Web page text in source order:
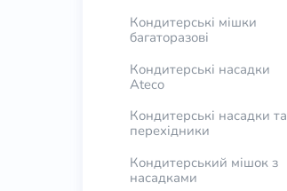
Кондитерські мішки
багаторазові
Кондитерські насадки
Ateco
Кондитерські насадки та
перехідники
Кондитерський мішок з
насадками